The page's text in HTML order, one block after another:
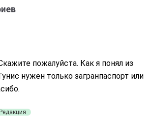
пожалуйста. Как я понял из
нужен только загранпаспорт или